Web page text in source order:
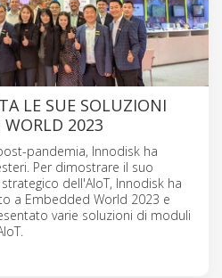
LE SUE SOLUZIONI
WORLD 2023
pandemia, Innodisk ha
Per dimostrare il suo
dell'AIoT, Innodisk ha
a Embedded World 2023 e
varie soluzioni di moduli